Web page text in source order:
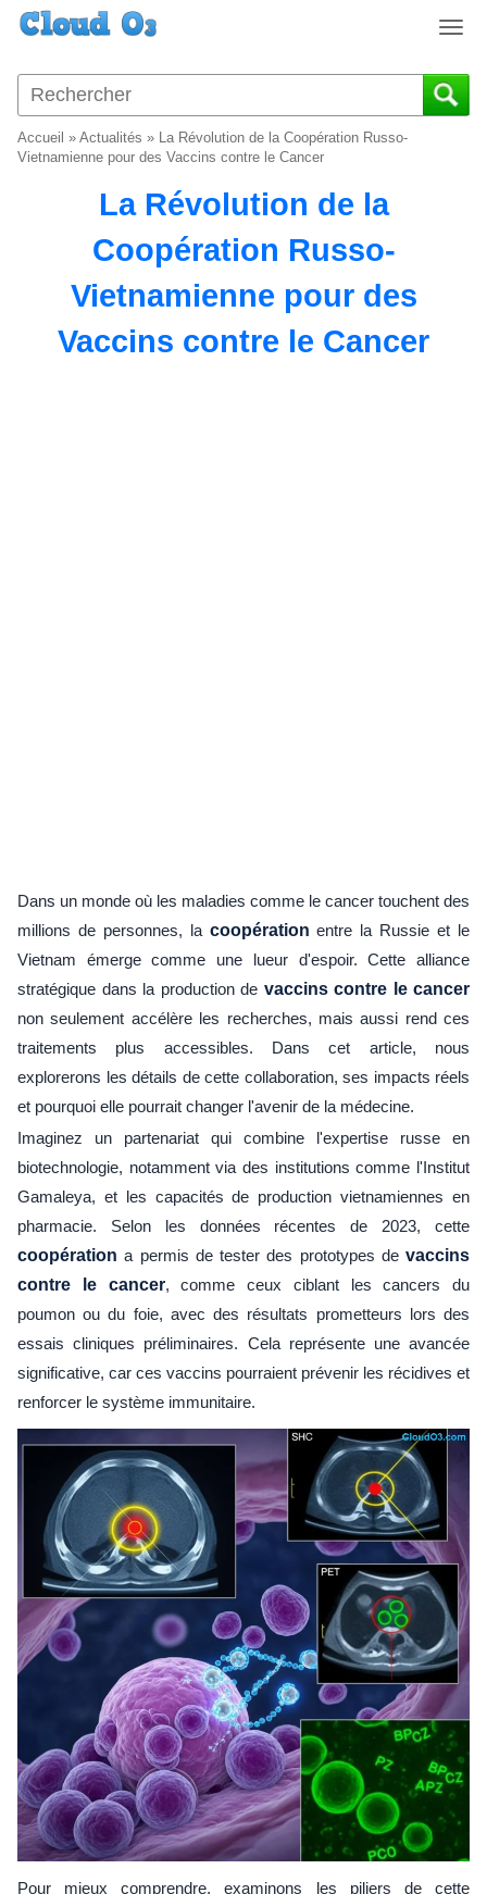
T
g
g
Accueil » Actualités » La Révolution de la Coopération Russo-
Vietnamienne pour des Vaccins contre le Cancer
La Révolution de la
Coopération Russo-
Vietnamienne pour des
Vaccins contre le Cancer
Dans un monde où les maladies comme le cancer touchent des
millions de personnes, la coopération entre la Russie et le
Vietnam émerge comme une lueur d'espoir. Cette alliance
stratégique dans la production de vaccins contre le cancer
non seulement accélère les recherches, mais aussi rend ces
traitements plus accessibles. Dans cet article, nous
explorerons les détails de cette collaboration, ses impacts réels
et pourquoi elle pourrait changer l'avenir de la médecine.
Imaginez un partenariat qui combine l'expertise russe en
biotechnologie, notamment via des institutions comme l'Institut
Gamaleya, et les capacités de production vietnamiennes en
pharmacie. Selon les données récentes de 2023, cette
coopération a permis de tester des prototypes de vaccins
contre le cancer, comme ceux ciblant les cancers du
poumon ou du foie, avec des résultats prometteurs lors des
essais cliniques préliminaires. Cela représente une avancée
significative, car ces vaccins pourraient prévenir les récidives et
renforcer le système immunitaire.
Pour mieux comprendre, examinons les piliers de cette